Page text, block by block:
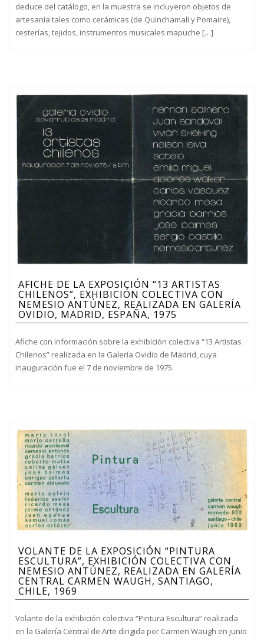
deduce del catálogo, en la muestra se incluyeron objetos de
artesanía tales como cerámicas (de Quinchamalí y Pomaire),
cesterías, tejidos, instrumentos musicales mapuche […]
AFICHE DE LA EXPOSICIÓN “13 ARTISTAS
CHILENOS”, EXHIBICIÓN COLECTIVA CON
NEMESIO ANTÚNEZ, REALIZADA EN GALERÍA
OVIDIO, MADRID, ESPAÑA, 1975
Afiche con información sobre la exhibición colectiva “13 Artistas
Chilenos” realizada en la Galería Ovidio de Madrid, cuya
inauguración fue el 7 de noviembre de 1975.
VOLANTE DE LA EXPOSICIÓN “PINTURA
ESCULTURA”, EXHIBICIÓN COLECTIVA CON
NEMESIO ANTÚNEZ, REALIZADA EN GALERÍA
CENTRAL CARMEN WAUGH, SANTIAGO,
CHILE, 1969
Volante de la exhibición colectiva “Pintura Escultura” realizada
en la Galería Central de Arte dirigida por Carmen Waugh en junio